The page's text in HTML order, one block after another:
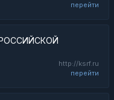
перейти
http://ksrf.ru
перейти